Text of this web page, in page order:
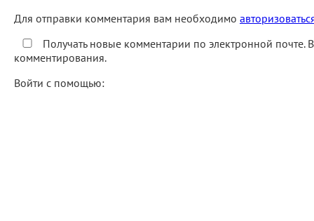
Для отправки комментария вам необходимо
Получать новые комментарии по электронной почте.
комментирования.
Войти с помощью: